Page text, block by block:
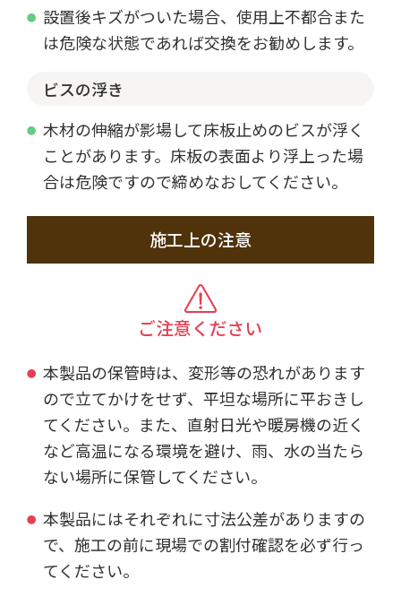
設置後キズがついた場合、使用上不都合また
は危険な状態であれば交換をお勧めします。
ビスの浮き
木材の伸縮が影場して床板止めのビスが浮く
ことがあります。床板の表面より浮上った場
合は危険ですので締めなおしてください。
施工上の注意
ご注意ください
本製品の保管時は、変形等の恐れがあります
ので立てかけをせず、平坦な場所に平おきし
てください。また、直射日光や暖房機の近く
など高温になる環境を避け、雨、水の当たら
ない場所に保管してください。
本製品にはそれぞれに寸法公差がありますの
で、施工の前に現場での割付確認を必ず行っ
てください。